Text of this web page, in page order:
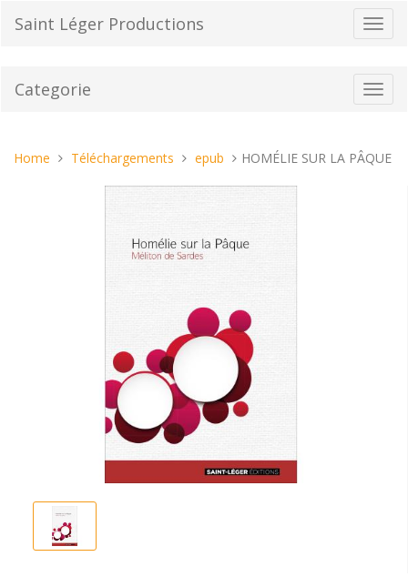
Saint Léger Productions
Categorie
Tu
Home Téléchargements epub HOMÉLIE SUR LA PÂQUE